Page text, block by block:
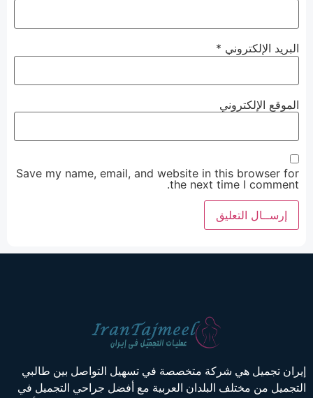
البريد الإلكتروني *
الموقع الإلكتروني
Save my name, email, and website in this browser for
the next time I comment.
إيران تجميل هي شركة متخصصة في تسهيل التواصل بين طالبي
التجميل من مختلف البلدان العربية مع أفضل جراحي التجميل في